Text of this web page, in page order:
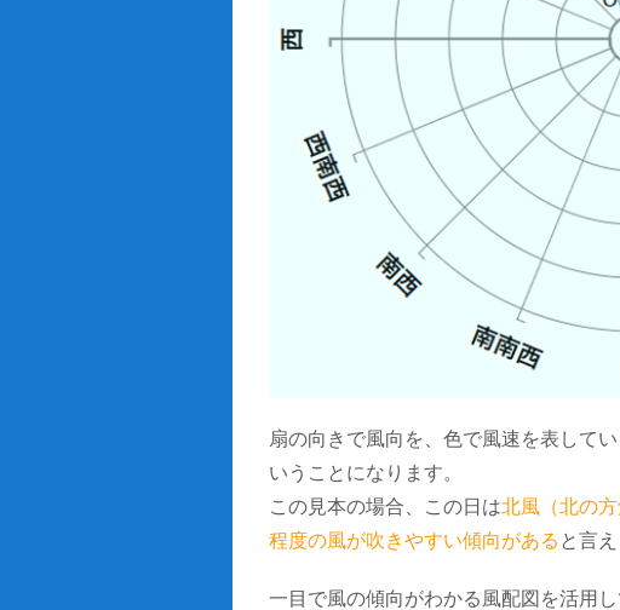
扇の向きで風向を、色で風速を表して
いうことになります。
この見本の場合、この日は北風（北の
程度の風が吹きやすい傾向がある と言え
一目で風の傾向がわかる風配図を活用